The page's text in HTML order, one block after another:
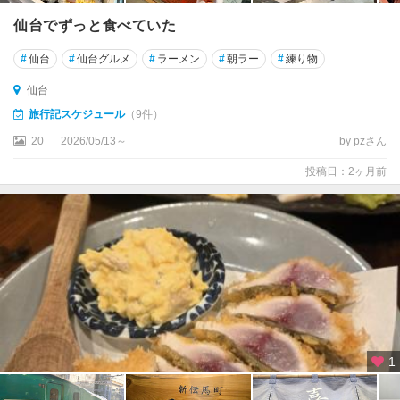
・
若
林
・
取
・
多
石
巻
仙台でずっと食べていた
#仙台 #仙台グルメ # ラーメン #朝ラー #練り物
仙台
旅行記スケジュール（9件）
20 2026/05/13～ by pzさん
投稿日：2ヶ月前
1